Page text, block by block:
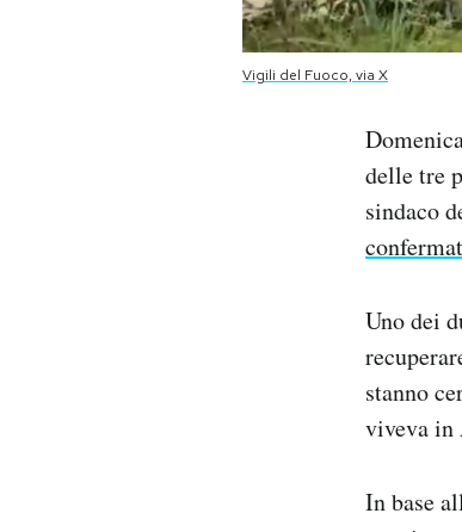
AREA PERSONALE
Vigili del Fuoco, via X
delle tre
sindaco
Uno dei
stanno
viveva in
In base